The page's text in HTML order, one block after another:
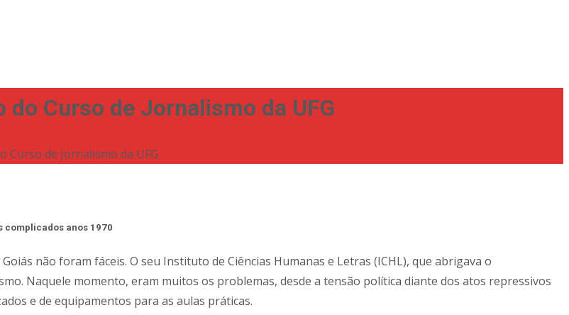
Curso de Jornalismo da UFG
de Jornalismo da UFG
anos 1970
não foram fáceis. O seu Instituto de Ciências Humanas e Letras (ICHL), que abrigava o
Naquele momento, eram muitos os problemas, desde a tensão política diante dos atos repressivos
e de equipamentos para as aulas práticas.